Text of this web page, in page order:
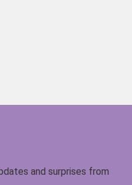
and surprises from